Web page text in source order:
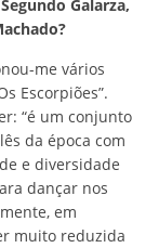
Galarza,
me vários
Escorpiões”.
“é um conjunto
da época com
e diversidade
dançar nos
em
muito reduzida